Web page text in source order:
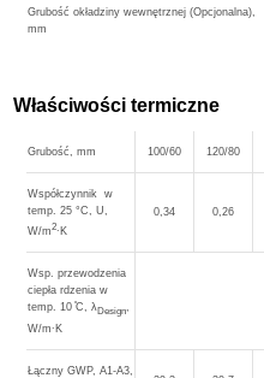
Grubość okładziny wewnętrznej (Opcjonalna),
mm
Właściwości termiczne
Grubość, mm 100/60 120/80
Współczynnik w
temp. 25 °C, U,
W/m2∙K
0,34 0,26
Wsp. przewodzenia
ciepła rdzenia w
temp. 10 ̊С, λDesign
W/m∙K
Łączny GWP, A1-A3,